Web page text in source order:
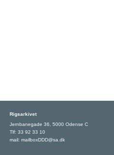
Rigsarkivet
Jernbanegade 36, 5000 Odense C
Tlf: 33 92 33 10
mail: mailboxDDD@sa.dk